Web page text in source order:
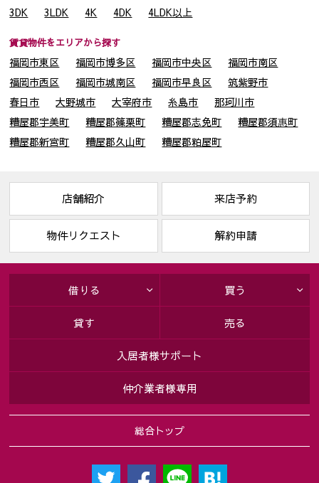
3DK
3LDK 4K 4DK 4LDK以上
賃貸物件をエリアから探す
福岡市東区 福岡市博多区 福岡市中央区
福岡市南区
福岡市西区
福岡市城南区 福岡市早良区
筑紫野市
春日市
大野城市 大宰府市 糸島市
那珂川市
糟屋郡宇美町
糟屋郡篠栗町 糟屋郡志免町
糟屋郡須惠町
糟屋郡新宮町
糟屋郡久山町 糟屋郡粕屋町
店舗紹介 来店予約
物件リクエスト 解約申請
総合トップ
借りる 買う
貸す 売る
入居者様サポート
仲介業者様専用